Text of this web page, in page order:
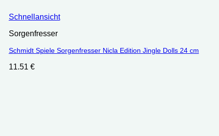
Schnellansicht
Sorgenfresser
Schmidt Spiele Sorgenfresser Nicla Edition Jingle Dolls 24 cm
11.51 €